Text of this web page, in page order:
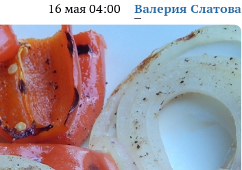
16 мая 04:00 Валерия Слатова